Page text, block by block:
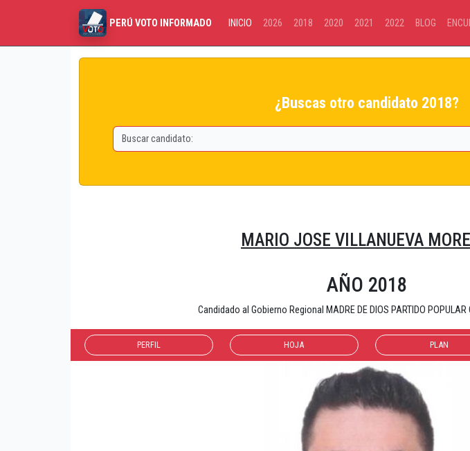
PERÚ VOTO INFORMADO INICIO 2026 2018 2020 2021 2022 BLOG
¿Buscas otro candidato 2018?
MARIO JOSE VILLANUEVA
AÑO 2018
Candidado al Gobierno Regional MADRE DE DIOS PARTIDO POPULAR
PERFIL HOJA PLAN